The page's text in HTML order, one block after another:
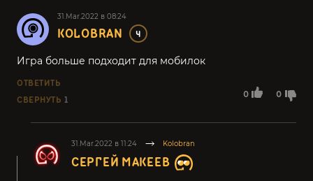
31.Mar.2022 в 08:24
KOLOBRAN 4
0 0
Игра больше подходит для мобилок
ОТВЕТИТЬ
СВЕРНУТЬ 1
31.Mar.2022 в 11:24 Kolobran
СЕРГЕЙ МАКЕЕВ